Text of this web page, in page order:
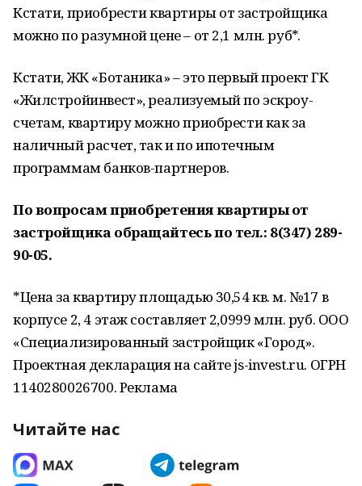
Кстати, приобрести квартиры от застройщика
можно по разумной цене – от 2,1 млн. руб*.
Кстати, ЖК «Ботаника» – это первый проект ГК
«Жилстройинвест», реализуемый по эскроу-
счетам, квартиру можно приобрести как за
наличный расчет, так и по ипотечным
программам банков-партнеров.
По вопросам приобретения квартиры от
застройщика обращайтесь по тел.: 8(347) 289-
90-05.
*Цена за квартиру площадью 30,54 кв. м. №17 в
корпусе 2, 4 этаж составляет 2,0999 млн. руб. ООО
«Специализированный застройщик «Город».
Проектная декларация на сайте js-invest.ru. ОГРН
1140280026700. Реклама
Читайте нас